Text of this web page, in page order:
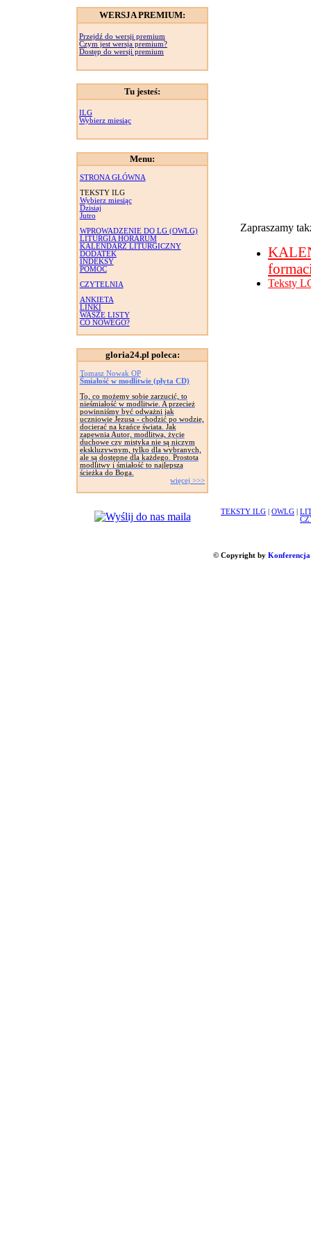
WERSJA PREMIUM:
Przejdź do wersji premium
Czym jest wersja premium?
Dostęp do wersji premium
Tu jesteś:
ILG
Wybierz miesiąc
Menu:
STRONA GŁÓWNA
TEKSTY ILG
Wybierz miesiąc
Dzisiaj
Jutro
WPROWADZENIE DO LG (OWLG)
LITURGIA HORARUM
KALENDARZ LITURGICZNY
DODATEK
INDEKSY
POMOC
CZYTELNIA
ANKIETA
LINKI
WASZE LISTY
CO NOWEGO?
gloria24.pl poleca:
Tomasz Nowak OP
Śmiałość w modlitwie (płyta CD)
To, co możemy sobie zarzucić, to
nieśmiałość w modlitwie. A przecież
powinniśmy być odważni jak
uczniowie Jezusa - chodzić po wodzie,
docierać na krańce świata. Jak
zapewnia Autor, modlitwa, życie
duchowe czy mistyka nie są niczym
ekskluzywnym, tylko dla wybranych,
ale są dostępne dla każdego. Prostota
modlitwy i śmiałość to najlepsza
ścieżka do Boga.
więcej >>>
Zapraszamy
Teksty
TEKSTY ILG OWLG
© Copyright by Konferencja